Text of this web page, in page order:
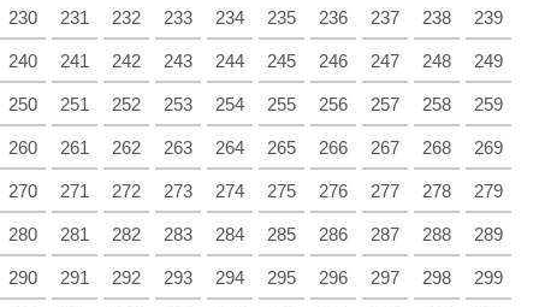
230 231 232 233 234 235 236 237 238 239
240 241 242 243 244 245 246 247 248 249
250 251 252 253 254 255 256 257 258 259
260 261 262 263 264 265 266 267 268 269
270 271 272 273 274 275 276 277 278 279
280 281 282 283 284 285 286 287 288 289
290 291 292 293 294 295 296 297 298 299